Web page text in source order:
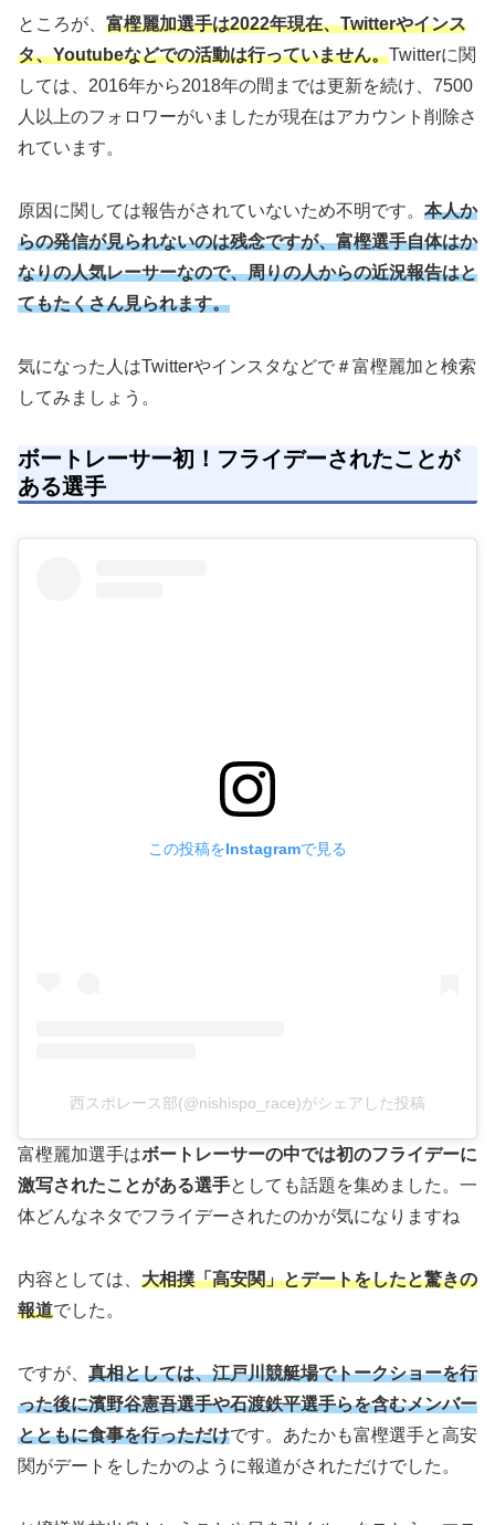
ところが、 富樫麗加選手は2022年現在、Twitterやインス
タ、Youtubeなどでの活動は行っていません。Twitterに関
しては、2016年から2018年の間までは更新を続け、7500
人以上のフォロワーがいましたが現在はアカウント削除さ
れています。
原因に関しては報告がされていないため不明です。 本人か
らの発信が見られないのは残念ですが、富樫選手自体はか
なりの人気レーサーなので、周りの人からの近況報告はと
てもたくさん見られます。
気になった人はTwitterやインスタなどで＃富樫麗加と検索
してみましょう。
ボートレーサー初！フライデーされたことが
ある選手
この投稿をInstagramで見る
西スポレース部(@nishispo_race)がシェアした投稿
富樫麗加選手はボートレーサーの中では初のフライデーに
激写されたことがある選手としても話題を集めました。一
体どんなネタでフライデーされたのかが気になりますね
内容としては、 大相撲「高安関」とデートをしたと驚きの
報道でした。
ですが、 真相としては、江戸川競艇場でトークショーを行
った後に濱野谷憲吾選手や石渡鉄平選手らを含むメンバー
とともに食事を行っただけです。あたかも富樫選手と高安
関がデートをしたかのように報道がされただけでした。